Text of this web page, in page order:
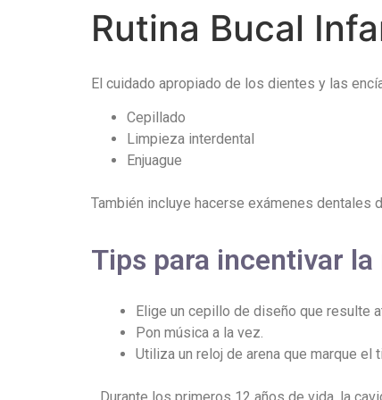
Rutina Bucal
El cuidado apropiado de los dientes y las
Cepillado
Limpieza interdental
Enjuague
También incluye hacerse exámenes
Tips para incentivar
Elige un cepillo de diseño que resulte
Pon música a la vez.
Utiliza un reloj de arena que marque el